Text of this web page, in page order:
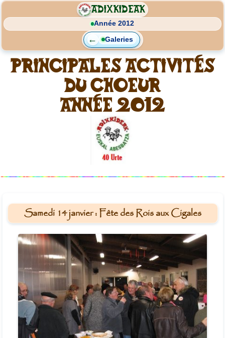
ADIXKIDEAK
Année 2012
← Galeries
Principales activités
du choeur
Année 2012
Samedi 14 janvier : Fête des Rois aux Cigales